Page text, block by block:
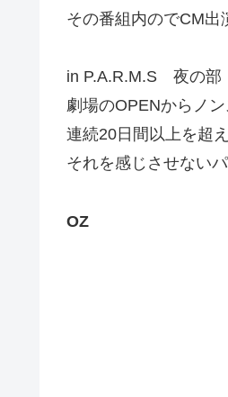
その番組内のでCM出
in P.A.R.M.S 夜の部
劇場のOPENからノ
連続20日間以上を超
それを感じさせない
OZ